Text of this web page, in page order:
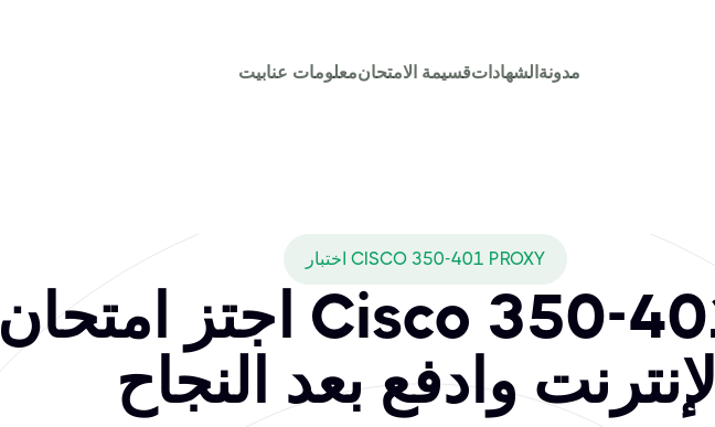
بيتمعلومات عناقسيمة الامتحانالشهاداتمدونة
اختبار CISCO 350-401 PROXY
اجتز امتحان Cisco 350-401 عبر
الإنترنت وادفع بعد النجاح